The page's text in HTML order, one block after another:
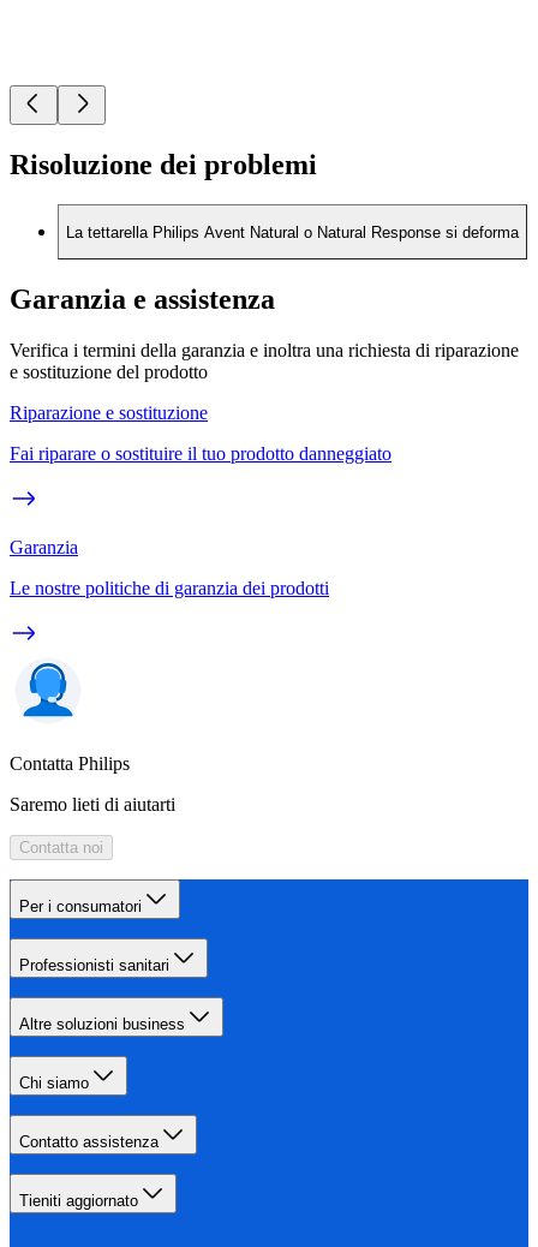
Risoluzione dei problemi
La tettarella Philips Avent Natural o Natural Response si deforma
Garanzia e assistenza
Verifica i termini della garanzia e inoltra una richiesta di riparazione
e sostituzione del prodotto
Riparazione e sostituzione
Fai riparare o sostituire il tuo prodotto danneggiato
Garanzia
Le nostre politiche di garanzia dei prodotti
Contatta Philips
Saremo lieti di aiutarti
Contatta noi
Per i consumatori
Professionisti sanitari
Altre soluzioni business
Chi siamo
Contatto assistenza
Tieniti aggiornato